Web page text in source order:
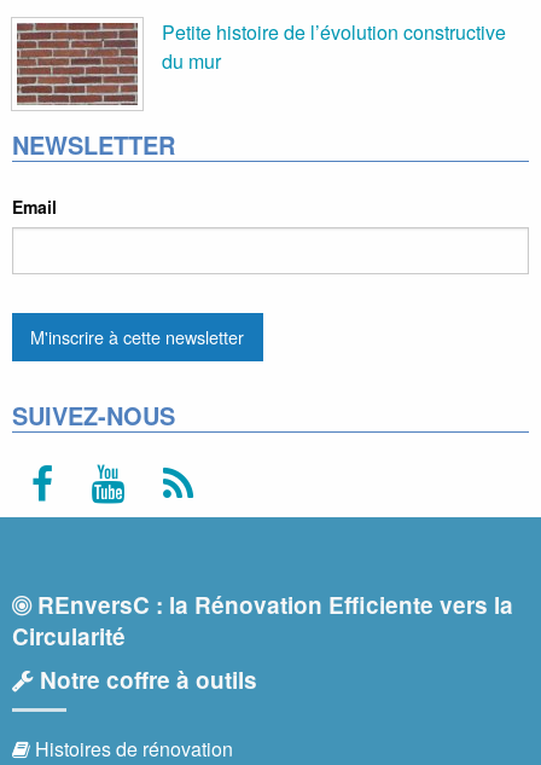
Petite histoire de l’évolution constructive
du mur
NEWSLETTER
Email
SUIVEZ-NOUS
REnversC : la Rénovation Efficiente vers la
Circularité
Notre coffre à outils
Histoires de rénovation